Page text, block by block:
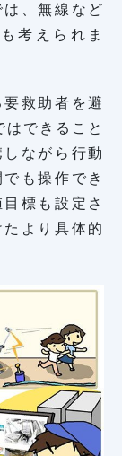
、無線など
考えられま
救助者を避
できること
ながら行動
も操作でき
標も設定さ
より具体的